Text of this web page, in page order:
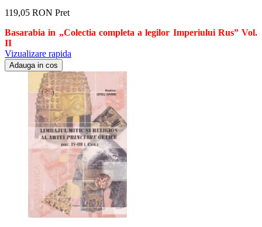
119,05 RON Pret
Basarabia in „Colectia completa a legilor Imperiului Rus” Vol.
II
Vizualizare rapida
Adauga in cos